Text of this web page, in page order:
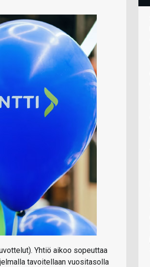
Yhtiö aikoo sopeuttaa
tavoitellaan vuositasolla